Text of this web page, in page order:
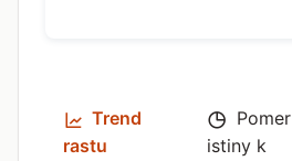
Trend
rastu
Pomer
istiny k